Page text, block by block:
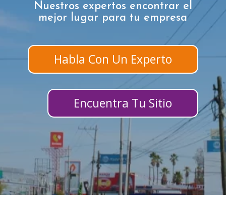
Nuestros expertos encontrar el
mejor lugar para tu empresa
Habla Con Un Experto
Encuentra Tu Sitio